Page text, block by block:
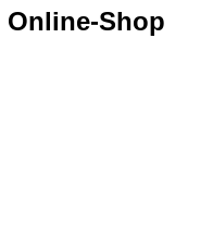
Online-Shop